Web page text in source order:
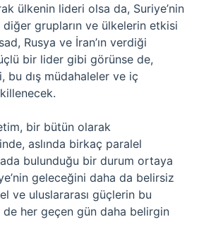
ülkenin lideri olsa da, Suriye’nin
diğer grupların ve ülkelerin etkisi
Rusya ve İran’ın verdiği
bir lider gibi görünse de,
bu dış müdahaleler ve iç
bir bütün olarak
aslında birkaç paralel
bulunduğu bir durum ortaya
geleceğini daha da belirsiz
ve uluslararası güçlerin bu
her geçen gün daha belirgin